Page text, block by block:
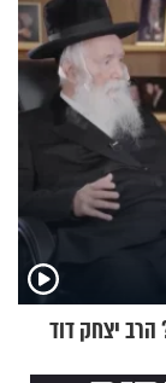
יצחק דוד